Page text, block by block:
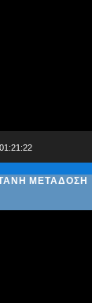
01:21:22
ΜΕΤΆΔΟΣΗ